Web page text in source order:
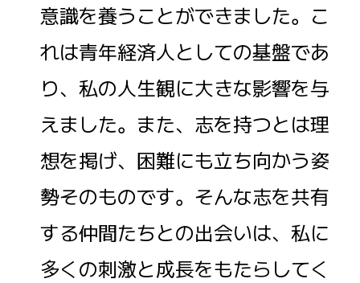
意識を養うことができました。こ
れは青年経済人としての基盤であ
り、私の人生観に大きな影響を与
えました。また、志を持つとは理
想を掲げ、困難にも立ち向かう姿
勢そのものです。そんな志を共有
する仲間たちとの出会いは、私に
多くの刺激と成長をもたらしてく